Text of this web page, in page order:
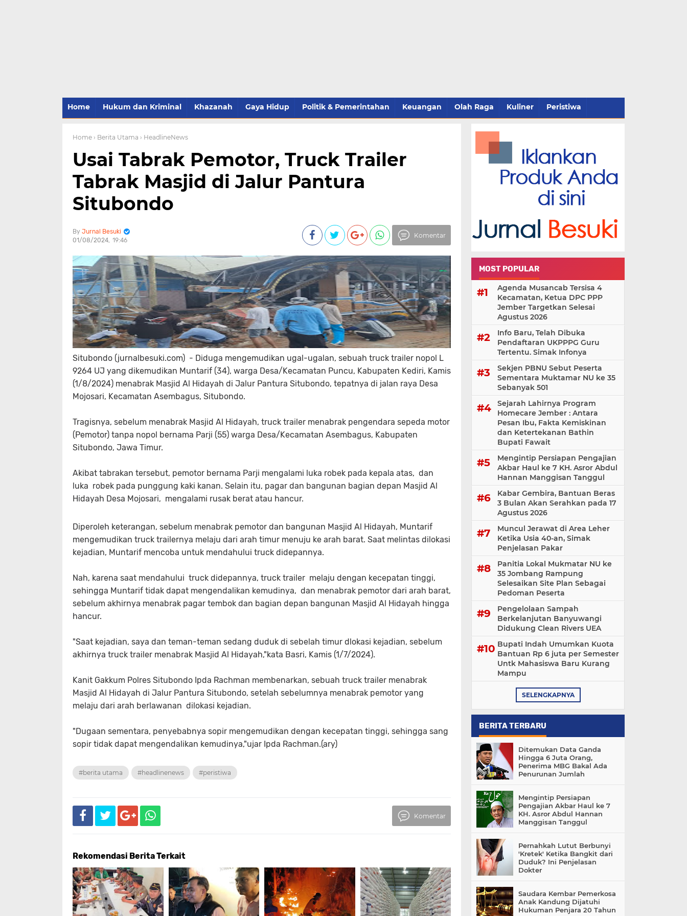
Home Hukum dan Kriminal Khazanah Gaya Hidup Politik & Pemerintahan Keuangan Olah Raga Kuliner Peristiwa
Home › Berita Utama › HeadlineNews
Usai Tabrak Pemotor, Truck Trailer
Tabrak Masjid di Jalur Pantura
Situbondo
Jurnal Besuki
01/08/2024 19:46
Komentar
Situbondo (jurnalbesuki.com) - Diduga mengemudikan ugal-ugalan, sebuah truck trailer nopol L
9264 UJ yang dikemudikan Muntarif (34), warga Desa/Kecamatan Puncu, Kabupaten Kediri, Kamis
(1/8/2024) menabrak Masjid Al Hidayah di Jalur Pantura Situbondo, tepatnya di jalan raya Desa
Mojosari, Kecamatan Asembagus, Situbondo.
Tragisnya, sebelum menabrak Masjid Al Hidayah, truck trailer menabrak pengendara sepeda motor
(Pemotor) tanpa nopol bernama Parji (55) warga Desa/Kecamatan Asembagus, Kabupaten
Situbondo, Jawa Timur.
Akibat tabrakan tersebut, pemotor bernama Parji mengalami luka robek pada kepala atas, dan
luka robek pada punggung kaki kanan. Selain itu, pagar dan bangunan bagian depan Masjid Al
Hidayah Desa Mojosari, mengalami rusak berat atau hancur.
Diperoleh keterangan, sebelum menabrak pemotor dan bangunan Masjid Al Hidayah, Muntarif
mengemudikan truck trailernya melaju dari arah timur menuju ke arah barat. Saat melintas dilokasi
kejadian, Muntarif mencoba untuk mendahului truck didepannya.
Nah, karena saat mendahului truck didepannya, truck trailer melaju dengan kecepatan tinggi,
sehingga Muntarif tidak dapat mengendalikan kemudinya, dan menabrak pemotor dari arah barat,
sebelum akhirnya menabrak pagar tembok dan bagian depan bangunan Masjid Al Hidayah hingga
hancur.
"Saat kejadian, saya dan teman-teman sedang duduk di sebelah timur dlokasi kejadian, sebelum
akhirnya truck trailer menabrak Masjid Al Hidayah,"kata Basri, Kamis (1/7/2024).
Kanit Gakkum Polres Situbondo Ipda Rachman membenarkan, sebuah truck trailer menabrak
Masjid Al Hidayah di Jalur Pantura Situbondo, setelah sebelumnya menabrak pemotor yang
melaju dari arah berlawanan dilokasi kejadian.
"Dugaan sementara, penyebabnya sopir mengemudikan dengan kecepatan tinggi, sehingga sang
sopir tidak dapat mengendalikan kemudinya,"ujar Ipda Rachman.(ary)
#berita utama #headlinenews #peristiwa
Komentar
Rekomendasi Berita Terkait
MOST POPULAR
Agenda Musancab Tersisa 4
Kecamatan, Ketua DPC PPP
Jember Targetkan Selesai
Agustus 2026
Info Baru, Telah Dibuka
Pendaftaran UKPPPG Guru
Tertentu. Simak Infonya
Sekjen PBNU Sebut Peserta
Sementara Muktamar NU ke 35
Sebanyak 501
Sejarah Lahirnya Program
Homecare Jember : Antara
Pesan Ibu, Fakta Kemiskinan
dan Ketertekanan Bathin
Bupati Fawait
Mengintip Persiapan Pengajian
Akbar Haul ke 7 KH. Asror Abdul
Hannan Manggisan Tanggul
Kabar Gembira, Bantuan Beras
3 Bulan Akan Serahkan pada 17
Agustus 2026
Muncul Jerawat di Area Leher
Ketika Usia 40-an, Simak
Penjelasan Pakar
Panitia Lokal Mukmatar NU ke
35 Jombang Rampung
Selesaikan Site Plan Sebagai
Pedoman Peserta
Pengelolaan Sampah
Berkelanjutan Banyuwangi
Didukung Clean Rivers UEA
Bupati Indah Umumkan Kuota
Bantuan Rp 6 juta per Semester
Untk Mahasiswa Baru Kurang
Mampu
SELENGKAPNYA
BERITA TERBARU
Ditemukan Data Ganda
Hingga 6 Juta Orang,
Penerima MBG Bakal Ada
Penurunan Jumlah
Mengintip Persiapan
Pengajian Akbar Haul ke 7
KH. Asror Abdul Hannan
Manggisan Tanggul
Pernahkah Lutut Berbunyi
'Kretek' Ketika Bangkit dari
Duduk? Ini Penjelasan
Dokter
Saudara Kembar Pemerkosa
Anak Kandung Dijatuhi
Hukuman Penjara 20 Tahun